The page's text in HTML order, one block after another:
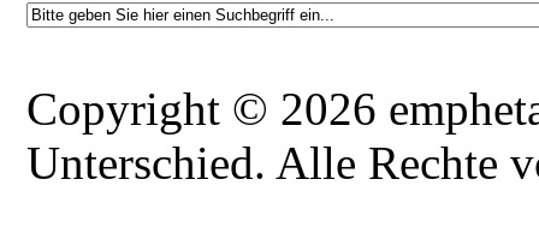
Copyright © 2026
Unterschied. Alle Rechte